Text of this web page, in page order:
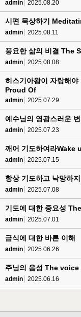
admin 2025.08.20
시편 묵상하기
admin 2025.08.11
풍요한 삶의 비결 The
admin 2025.08.08
히스기아왕이 자랑해
Proud Of
admin 2025.07.29
예수님의 영광스러운
admin 2025.07.23
깨어 기도하여라Wake
admin 2025.07.15
항상 기도하고 낙망하
admin 2025.07.08
기도에 대한 중요성
admin 2025.07.01
금식에 대한 바른 이해
admin 2025.06.26
주님의 음성 The
admin 2025.06.16